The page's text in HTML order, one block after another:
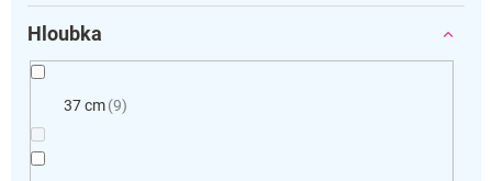
Hloubka
37 cm 9